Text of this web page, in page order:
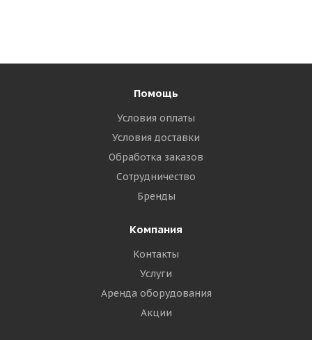
Помощь
Условия оплаты
Условия доставки
Обработка заказов
Сотрудничество
Бренды
Компания
Контакты
Услуги
Аренда оборудования
Акции